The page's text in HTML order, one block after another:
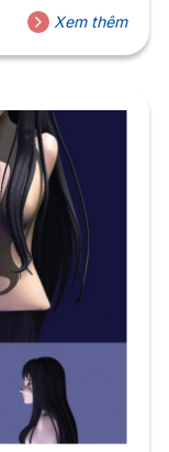
thú vị nhất mà
Thiết Kế –
Xem thêm